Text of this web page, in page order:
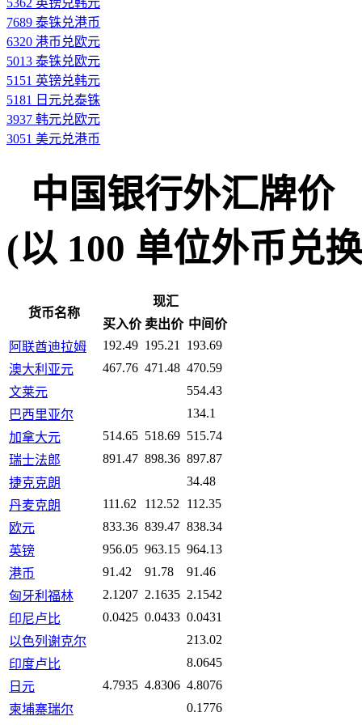
5362 英镑兑韩元
7689 泰铢兑港币
6320 港币兑欧元
5013 泰铢兑欧元
5151 英镑兑韩元
5181 日元兑泰铢
3937 韩元兑欧元
3051 美元兑港币
中国银行外汇牌价
(以 100 单位外币兑
货币名称
现汇
买入价 卖出价 中间价
阿联酋迪拉姆
192.49 195.21
193.69
澳大利亚元
467.76 471.48 470.59
文莱元
554.43
巴西里亚尔
134.1
加拿大元
514.65 518.69 515.74
瑞士法郎
891.47 898.36 897.87
捷克克朗
34.48
丹麦克朗
111.62 112.52
112.35
欧元
833.36 839.47 838.34
英镑
956.05 963.15 964.13
港币
91.42 91.78
91.46
匈牙利福林
2.1207 2.1635 2.1542
印尼卢比
0.0425 0.0433 0.0431
以色列谢克尔
213.02
印度卢比
8.0645
日元
4.7935 4.8306 4.8076
柬埔寨瑞尔
0.1776